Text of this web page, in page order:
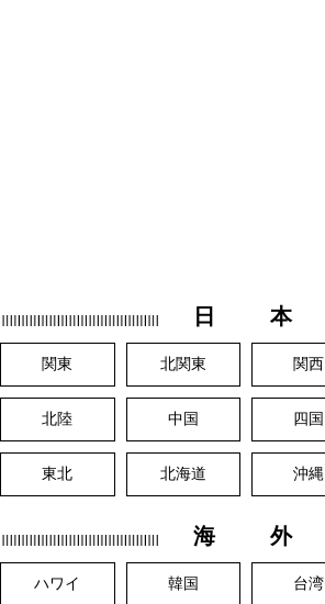
日 本
関東 北関東 関西
北陸 中国 四国
東北 北海道 沖縄
海 外
ハワイ 韓国 台湾